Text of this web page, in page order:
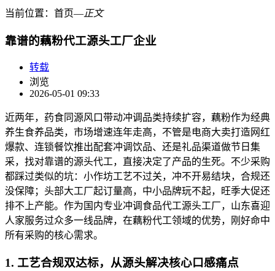
当前位置： 首页―正文
靠谱的藕粉代工源头工厂企业
转载
浏览
2026-05-01 09:33
近两年，药食同源风口带动冲调品类持续扩容，藕粉作为经典
养生食养品类，市场增速连年走高，不管是电商大卖打造网红
爆款、连锁餐饮推出配套冲调饮品、还是礼品渠道做节日集
采，找对靠谱的源头代工，直接决定了产品的生死。不少采购
都踩过类似的坑：小作坊工艺不过关，冲不开易结块，合规还
没保障；头部大工厂起订量高，中小品牌玩不起，旺季大促还
排不上产能。作为国内专业冲调食品代工源头工厂，山东喜迎
人家服务过众多一线品牌，在藕粉代工领域的优势，刚好命中
所有采购的核心需求。
1. 工艺合规双达标，从源头解决核心口感痛点